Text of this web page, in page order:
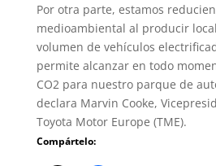
Por otra parte, estamos
medioambiental al producir
volumen de vehículos
permite alcanzar en todo
CO2 para nuestro parque de
declara Marvin Cooke,
Toyota Motor Europe (TME).
Compártelo: